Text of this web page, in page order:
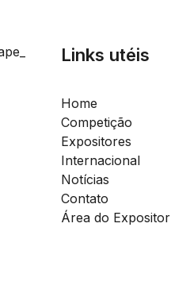
Links utéis
Home
Competição
Expositores
Internacional
Notícias
Contato
Área do Expositor